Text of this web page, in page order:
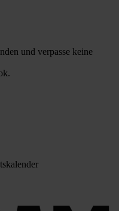
und verpasse keine